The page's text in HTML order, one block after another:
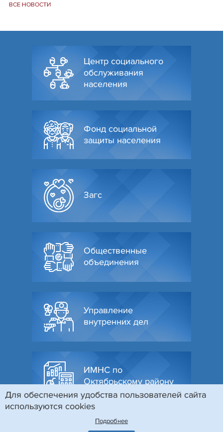
ВСЕ НОВОСТИ
Центр социального
обслуживания
населения
Фонд социальной
защиты населения
Загс
Общественные
объединения
Управление
внутренних дел
ИМНС по
Октябрьскому району
Для обеспечения удобства пользователей сайта
используются cookies
Подробнее